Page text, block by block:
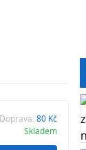
Doprava: 80 Kč
Skladem